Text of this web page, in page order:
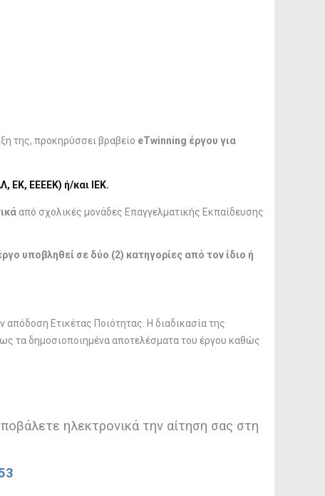
της, προκηρύσσει βραβείο eTwinning έργου για
ΕΚ, ΕΕΕΕΚ) ή/και ΙΕΚ.
από σχολικές μονάδες Επαγγελματικής Εκπαίδευσης
υποβληθεί σε δύο (2) κατηγορίες από τον ίδιο ή
Ετικέτας Ποιότητας. Η διαδικασία της
τα δημοσιοποιημένα αποτελέσματα του έργου καθώς
ηλεκτρονικά την αίτηση σας στη